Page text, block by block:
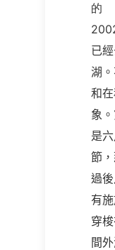
的
已
湖
和
象
是
節
過
有
穿
間